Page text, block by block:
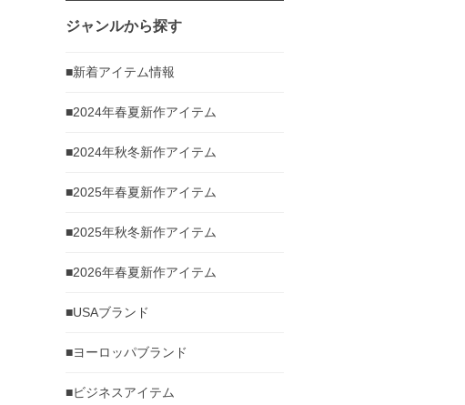
ジャンルから探す
■新着アイテム情報
■2024年春夏新作アイテム
■2024年秋冬新作アイテム
■2025年春夏新作アイテム
■2025年秋冬新作アイテム
■2026年春夏新作アイテム
■USAブランド
■ヨーロッパブランド
■ビジネスアイテム